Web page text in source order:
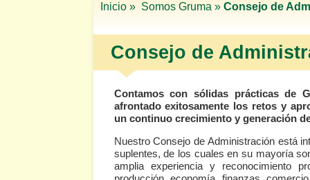
Inicio » Somos Gruma » Consejo de
Consejo de
Contamos con sólidas prácticas de
afrontado exitosamente los retos y
un continuo crecimiento y generación
Nuestro Consejo de Administración está
suplentes, de los cuales en su mayoría
amplia experiencia y reconocimiento